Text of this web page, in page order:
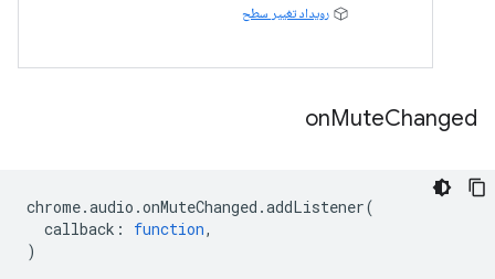
رویداد تغییر سطح
onMuteChanged
chrome.audio .onMuteChanged .addListener(
callback : function,
)